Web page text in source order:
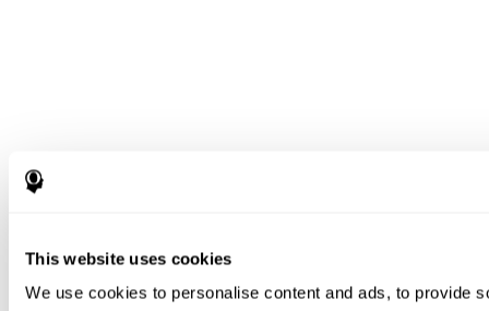
This website uses cookies
We use cookies to personalise content and ads, to provide